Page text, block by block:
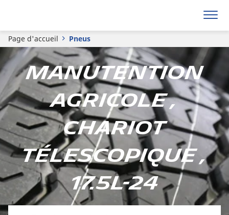
Page d'accueil Pneus
Manutention
Agricole ,
Chariot
télescopique ,
17.5L-24